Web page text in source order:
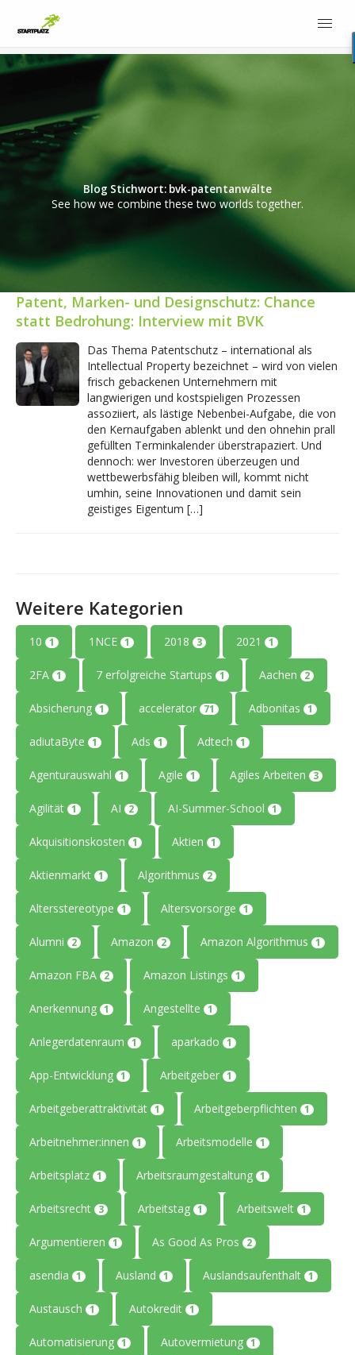
Blog Stichwort: bvk-patentanwälte
See how we combine these two worlds together.
Patent, Marken- und Designschutz: Chance
statt Bedrohung: Interview mit BVK
Das Thema Patentschutz – international als
Intellectual Property bezeichnet – wird von vielen
frisch gebackenen Unternehmern mit
langwierigen und kostspieligen Prozessen
assoziiert, als lästige Nebenbei-Aufgabe, die von
den Kernaufgaben ablenkt und den ohnehin prall
gefüllten Terminkalender überstrapaziert. Und
dennoch: wer Investoren überzeugen und
wettbewerbsfähig bleiben will, kommt nicht
umhin, seine Innovationen und damit sein
geistiges Eigentum […]
Weitere Kategorien
10 1 1NCE 1 2018 3 2021 1
2FA 1 7 erfolgreiche Startups 1 Aachen 2
Absicherung 1 accelerator 71 Adbonitas 1
adiutaByte 1 Ads 1 Adtech 1
Agenturauswahl 1 Agile 1 Agiles Arbeiten 3
Agilität 1 AI 2 AI-Summer-School 1
Akquisitionskosten 1 Aktien 1
Aktienmarkt 1 Algorithmus 2
Altersstereotype 1 Altersvorsorge 1
Alumni 2 Amazon 2 Amazon Algorithmus 1
Amazon FBA 2 Amazon Listings 1
Anerkennung 1 Angestellte 1
Anlegerdatenraum 1 aparkado 1
App-Entwicklung 1 Arbeitgeber 1
Arbeitgeberattraktivität 1 Arbeitgeberpflichten 1
Arbeitnehmer:innen 1 Arbeitsmodelle 1
Arbeitsplatz 1 Arbeitsraumgestaltung 1
Arbeitsrecht 3 Arbeitstag 1 Arbeitswelt 1
Argumentieren 1 As Good As Pros 2
asendia 1 Ausland 1 Auslandsaufenthalt 1
Austausch 1 Autokredit 1
Automatisierung 1 Autovermietung 1